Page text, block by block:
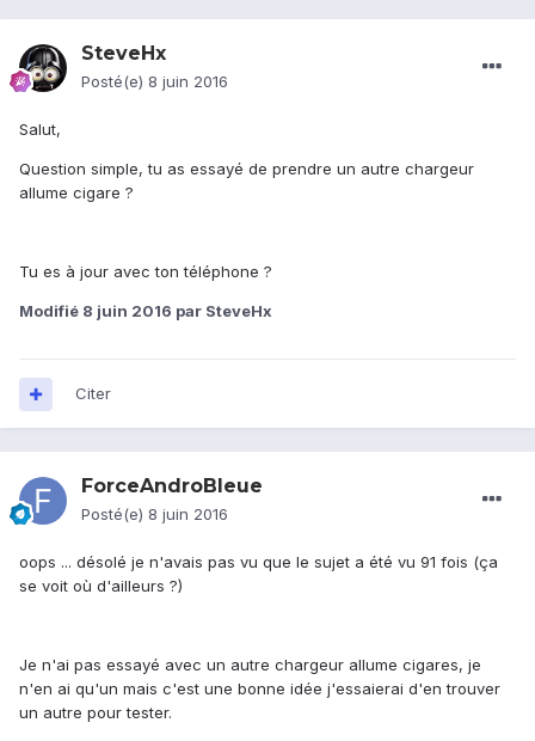
SteveHx
Posté(e) 8 juin 2016
Salut,
Question simple, tu as essayé de prendre un autre chargeur
allume cigare ?
Tu es à jour avec ton téléphone ?
Modifié 8 juin 2016 par SteveHx
Citer
ForceAndroBleue
Posté(e) 8 juin 2016
oops ... désolé je n'avais pas vu que le sujet a été vu 91 fois (ça
se voit où d'ailleurs ?)
Je n'ai pas essayé avec un autre chargeur allume cigares, je
n'en ai qu'un mais c'est une bonne idée j'essaierai d'en trouver
un autre pour tester.